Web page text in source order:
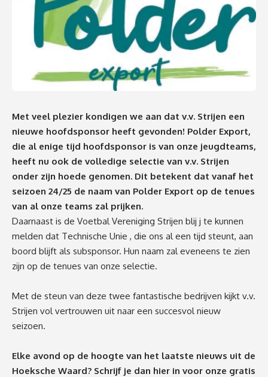
Met veel plezier kondigen we aan dat v.v. Strijen een
nieuwe hoofdsponsor heeft gevonden! Polder Export,
die al enige tijd hoofdsponsor is van onze jeugdteams,
heeft nu ook de volledige selectie van v.v. Strijen
onder zijn hoede genomen. Dit betekent dat vanaf het
seizoen 24/25 de naam van Polder Export op de tenues
van al onze teams zal prijken.
Daarnaast is de Voetbal Vereniging Strijen blij j te kunnen
melden dat Technische Unie , die ons al een tijd steunt, aan
boord blijft als subsponsor. Hun naam zal eveneens te zien
zijn op de tenues van onze selectie.
Met de steun van deze twee fantastische bedrijven kijkt v.v.
Strijen vol vertrouwen uit naar een succesvol nieuw
seizoen.
Elke avond op de hoogte van het laatste nieuws uit de
Hoeksche Waard? Schrijf je dan hier in voor onze gratis